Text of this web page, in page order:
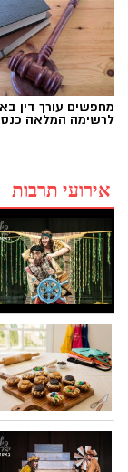
מחפשים עורך דין
לרשימה המלאה
אירועי תרבות